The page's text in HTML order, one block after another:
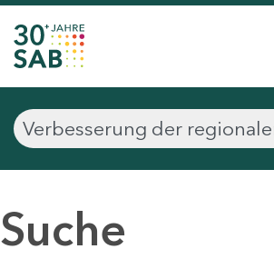
Suche